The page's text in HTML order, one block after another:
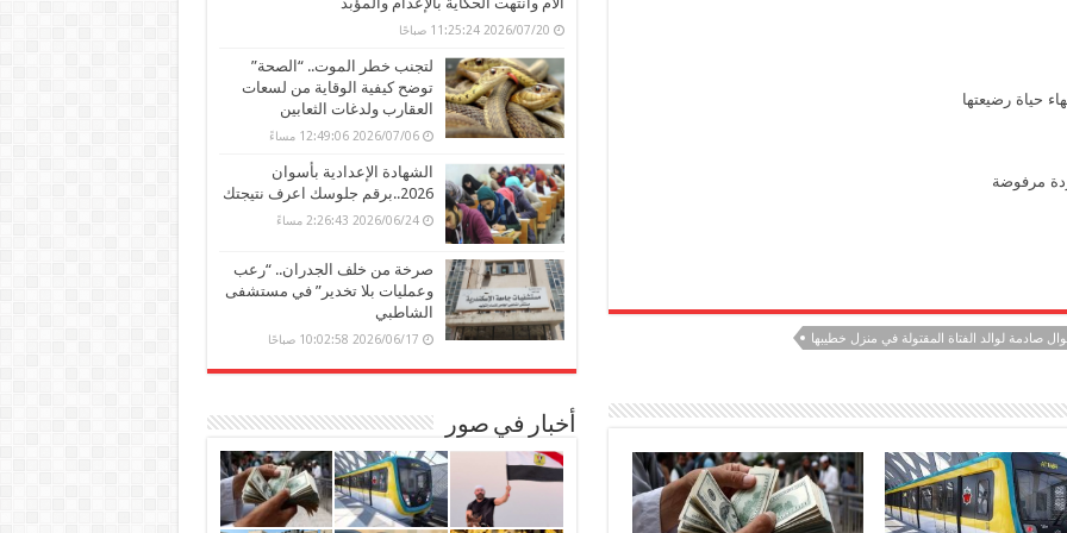
حياة رضيعتها
مرفوضة
صادمة لوالد الفتاة المقتولة في منزل خطيبها
2026/07/20 11:25:24 صباحًا
لتجنب خطر الموت.. “الصحة”
توضح كيفية الوقاية من لسعات
العقارب ولدغات الثعابين
2026/07/06 12:49:06 مساءً
الشهادة الإعدادية بأسوان
2026..برقم جلوسك اعرف نتيجتك
2026/06/24 2:26:43 مساءً
صرخة من خلف الجدران.. “رعب
وعمليات بلا تخدير” في مستشفى
الشاطبي
2026/06/17 10:02:58 صباحًا
أخبار في صور